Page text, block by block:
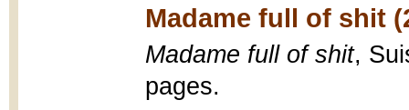
Madame full of shit
Madame full of shit,
pages.